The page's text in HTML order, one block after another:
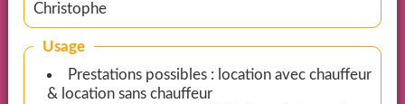
Christophe
Usage
Prestations possibles : location avec chauffeur
& location sans chauffeur